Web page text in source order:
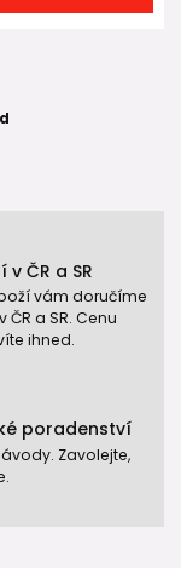
v ČR a SR
vám doručíme
ČR a SR. Cenu
ihned.
poradenství
Zavolejte,